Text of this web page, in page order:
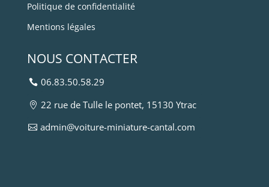
Politique de confidentialité
Mentions légales
NOUS CONTACTER
06.83.50.58.29
22 rue de Tulle le pontet, 15130 Ytrac
admin@voiture-miniature-cantal.com